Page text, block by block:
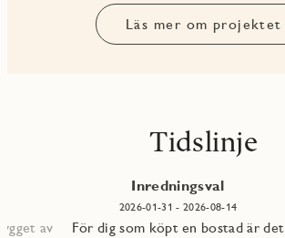
Läs mer om projektet
Tidslinje
av
Inredningsval
2026-01-31 - 2026-08-14
För dig som köpt en bostad är det